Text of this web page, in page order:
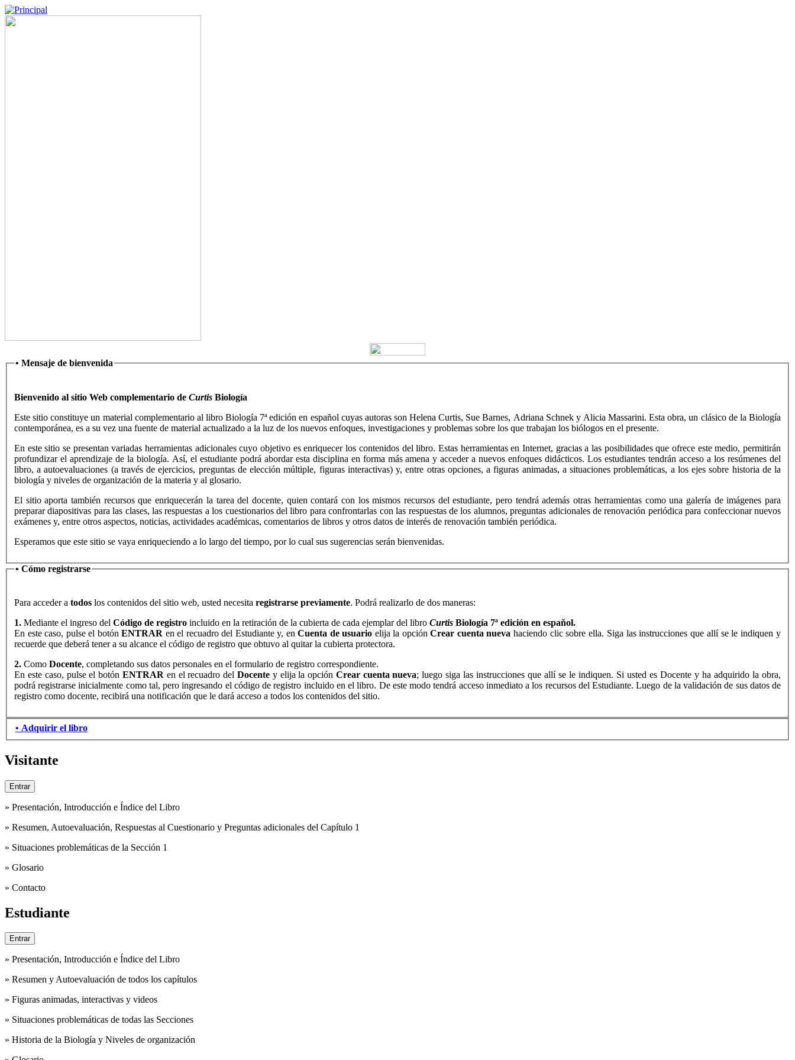
• Mensaje de bienvenida
Bienvenido al sitio Web complementario de Curtis Biología
Este sitio constituye un material complementario al libro Biología 7ª edición en español cuyas autoras son Helena Curtis, Sue Barnes, Adriana Schnek y Alicia Massarini. Esta obra, un clásico de la Biología
contemporánea, es a su vez una fuente de material actualizado a la luz de los nuevos enfoques, investigaciones y problemas sobre los que trabajan los biólogos en el presente.
En este sitio se presentan variadas herramientas adicionales cuyo objetivo es enriquecer los contenidos del libro. Estas herramientas en Internet, gracias a las posibilidades que ofrece este medio, permitirán
profundizar el aprendizaje de la biología. Así, el estudiante podrá abordar esta disciplina en forma más amena y acceder a nuevos enfoques didácticos. Los estudiantes tendrán acceso a los resúmenes del
libro, a autoevaluaciones (a través de ejercicios, preguntas de elección múltiple, figuras interactivas) y, entre otras opciones, a figuras animadas, a situaciones problemáticas, a los ejes sobre historia de la
biología y niveles de organización de la materia y al glosario.
El sitio aporta también recursos que enriquecerán la tarea del docente, quien contará con los mismos recursos del estudiante, pero tendrá además otras herramientas como una galería de imágenes para
preparar diapositivas para las clases, las respuestas a los cuestionarios del libro para confrontarlas con las respuestas de los alumnos, preguntas adicionales de renovación periódica para confeccionar nuevos
exámenes y, entre otros aspectos, noticias, actividades académicas, comentarios de libros y otros datos de interés de renovación también periódica.
Esperamos que este sitio se vaya enriqueciendo a lo largo del tiempo, por lo cual sus sugerencias serán bienvenidas.
• Cómo registrarse
Para acceder a todos los contenidos del sitio web, usted necesita registrarse previamente. Podrá realizarlo de dos maneras:
1. Mediante el ingreso del Código de registro incluido en la retiración de la cubierta de cada ejemplar del libro Curtis Biología 7ª edición en espaňol.
En este caso, pulse el botón ENTRAR en el recuadro del Estudiante y, en Cuenta de usuario elija la opción Crear cuenta nueva haciendo clic sobre ella. Siga las instrucciones que allí se le indiquen y
recuerde que deberá tener a su alcance el código de registro que obtuvo al quitar la cubierta protectora.
2. Como Docente, completando sus datos personales en el formulario de registro correspondiente.
En este caso, pulse el botón ENTRAR en el recuadro del Docente y elija la opción Crear cuenta nueva; luego siga las instrucciones que allí se le indiquen. Si usted es Docente y ha adquirido la obra,
podrá registrarse inicialmente como tal, pero ingresando el código de registro incluido en el libro. De este modo tendrá acceso inmediato a los recursos del Estudiante. Luego de la validación de sus datos de
registro como docente, recibirá una notificación que le dará acceso a todos los contenidos del sitio.
• Adquirir el libro
Visitante
» Presentación, Introducción e Índice del Libro
» Resumen, Autoevaluación, Respuestas al Cuestionario y Preguntas adicionales del Capítulo 1
» Situaciones problemáticas de la Sección 1
» Glosario
» Contacto
Estudiante
» Presentación, Introducción e Índice del Libro
» Resumen y Autoevaluación de todos los capítulos
» Figuras animadas, interactivas y videos
» Situaciones problemáticas de todas las Secciones
» Historia de la Biología y Niveles de organización